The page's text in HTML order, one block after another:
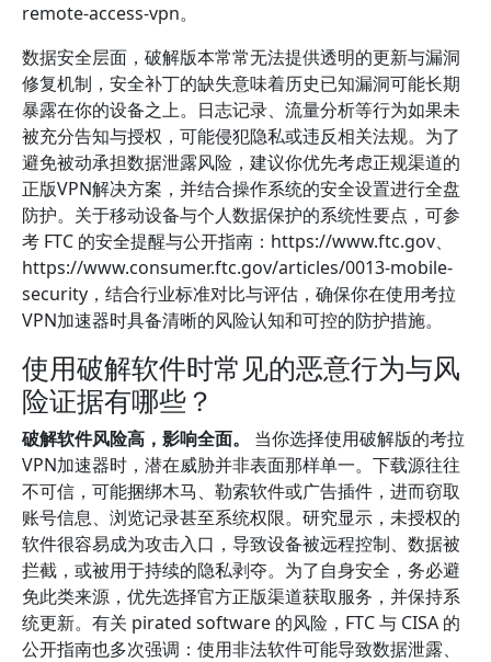
remote-access-vpn。
数据安全层面，破解版本常常无法提供透明的更新与漏洞
修复机制，安全补丁的缺失意味着历史已知漏洞可能长期
暴露在你的设备之上。日志记录、流量分析等行为如果未
被充分告知与授权，可能侵犯隐私或违反相关法规。为了
避免被动承担数据泄露风险，建议你优先考虑正规渠道的
正版VPN解决方案，并结合操作系统的安全设置进行全盘
防护。关于移动设备与个人数据保护的系统性要点，可参
考 FTC 的安全提醒与公开指南：https://www.ftc.gov、
https://www.consumer.ftc.gov/articles/0013-mobile-
security，结合行业标准对比与评估，确保你在使用考拉
VPN加速器时具备清晰的风险认知和可控的防护措施。
使用破解软件时常见的恶意行为与风
险证据有哪些？
破解软件风险高，影响全面。
当你选择使用破解版的考拉
VPN加速器时，潜在威胁并非表面那样单一。下载源往往
不可信，可能捆绑木马、勒索软件或广告插件，进而窃取
账号信息、浏览记录甚至系统权限。研究显示，未授权的
软件很容易成为攻击入口，导致设备被远程控制、数据被
拦截，或被用于持续的隐私剥夺。为了自身安全，务必避
免此类来源，优先选择官方正版渠道获取服务，并保持系
统更新。有关 pirated software 的风险，FTC 与 CISA 的
公开指南也多次强调：使用非法软件可能导致数据泄露、